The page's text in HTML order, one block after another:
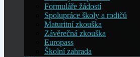
Formuláře žádostí
Spolupráce školy a rodičů
Maturitní zkouška
Závěrečná zkouška
Europass
Školní zahrada